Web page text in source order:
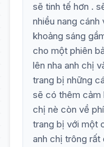
sẽ tinh tế hơn .
nhiều nang
khoảng sáng
cho một phiên
lên nha anh chị
trang bị những
sẽ có thêm cảm
chị nè còn về
trang bị với một
anh chị trông rất